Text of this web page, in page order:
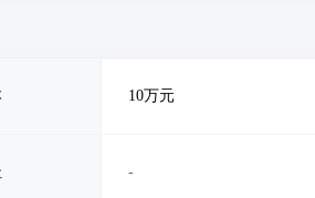
10万元
-